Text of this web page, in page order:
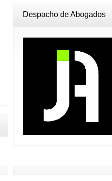
Despacho de Abogados